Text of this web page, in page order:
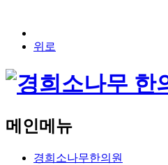
위로
메인메뉴
경희소나무한의원